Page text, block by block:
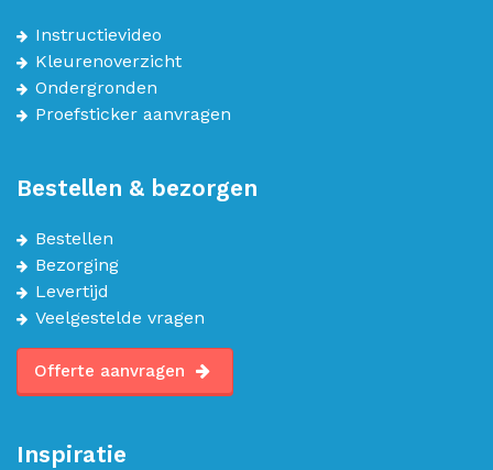
Instructievideo
Kleurenoverzicht
Ondergronden
Proefsticker aanvragen
Bestellen & bezorgen
Bestellen
Bezorging
Levertijd
Veelgestelde vragen
Offerte aanvragen
Inspiratie